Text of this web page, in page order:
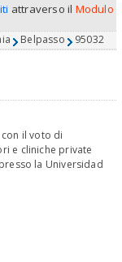
attraverso il Modulo
Belpasso 95032
il voto di
e cliniche private
la Universidad